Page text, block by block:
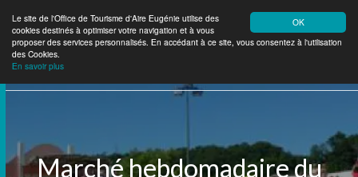
OK
Le site de l'Office de Tourisme d'Aire Eugénie utilise des
cookies destinés à optimiser votre navigation et à vous
proposer des services personnalisés. En accédant à ce site, vous consentez à l'utilisation
des Cookies.
En savoir plus
TourismeAire Eugénie
Marché hebdomadaire du